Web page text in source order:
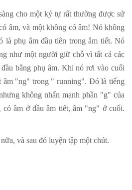
cho một ký tự rất thường được sử
âm, và một không có âm! Nó không
là phụ âm đầu tiên trong âm tiết. Nó
như một người giữ chỗ vì tất cả các
bằng phụ âm. Khi nó rơi vào cuối
âm "ng" trong " running". Đó là tiếng
không nhấn mạnh phần "g" của
có âm ở đầu âm tiết, âm "ng" ở cuối.
và sau đó luyện tập một chút.